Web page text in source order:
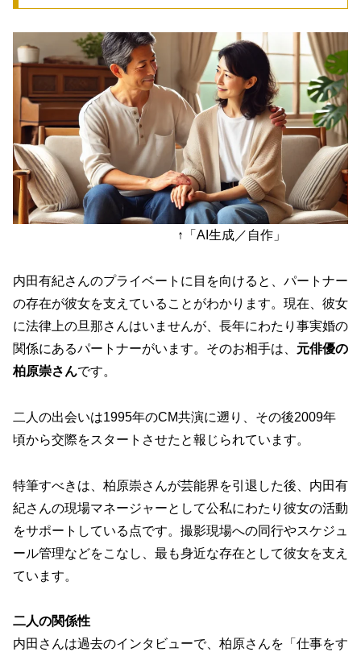
↑「AI生成／自作」
内田有紀さんのプライベートに目を向けると、パートナー
の存在が彼女を支えていることがわかります。現在、彼女
に法律上の旦那さんはいませんが、長年にわたり事実婚の
関係にあるパートナーがいます。そのお相手は、 元俳優の
柏原崇さんです。
二人の出会いは1995年のCM共演に遡り、その後2009年
頃から交際をスタートさせたと報じられています。
特筆すべきは、柏原崇さんが芸能界を引退した後、 内田有
紀さんの現場マネージャーとして公私にわたり彼女の活動
をサポートしている 点です。撮影現場への同行やスケジュ
ール管理などをこなし、最も身近な存在として彼女を支え
ています。
二人の関係性
内田さんは過去のインタビューで、柏原さんを「仕事をす